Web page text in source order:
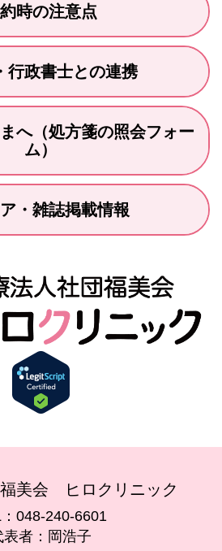
時の注意点
行政書士との連携
へ（処方箋の照会フォー
ム）
・雑誌掲載情報
美会 ヒロクリニック
048-240-6601
表者：岡浩子